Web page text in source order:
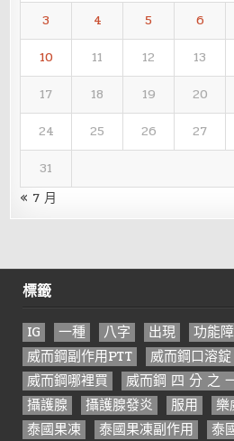
3
4 5 6
10
11 12 13
17
18 19 20
24
25 26 27
31
« 7 月
標籤
IG 一種 八字 出現 功能
威而鋼副作用PTT
威而鋼口溶錠
威而鋼哪裡買
威而鋼 四 分 之
攝護腺
攝護腺發炎 服用 樂
泰國果凍
泰國果凍副作用
泰